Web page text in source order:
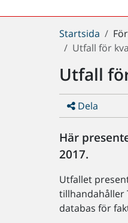
Du
är
Startsida
Utfall för
Utfall
Dela
Här
2017.
Utfallet
tillhandahåller
databas för